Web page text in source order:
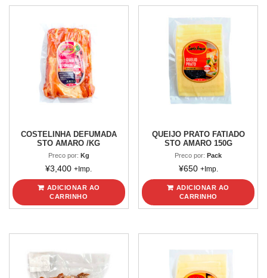
COSTELINHA DEFUMADA
STO AMARO /KG
Preco por: Kg
¥3,400 +Imp.
ADICIONAR AO
CARRINHO
QUEIJO PRATO FATIADO
STO AMARO 150G
Preco por:Pack
¥650 +Imp.
ADICIONAR AO
CARRINHO